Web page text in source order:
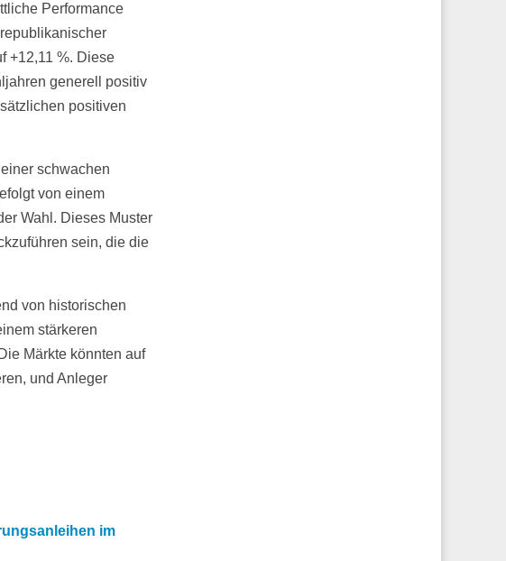
Performance
+12,11 %. Diese
generell positiv
positiven
schwachen
von einem
Wahl. Dieses Muster
sein, die die
von historischen
stärkeren
Märkte könnten auf
und Anleger
im